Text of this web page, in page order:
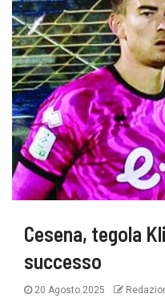
Cesena, tegola
successo
20 Agosto 2025